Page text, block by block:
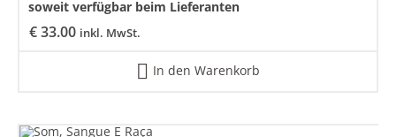
€33.00 inkl. MwSt.
soweit verfügbar beim Lieferanten
In den Warenkorb